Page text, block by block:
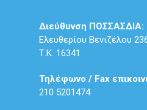
Διεύθυνση ΠΟΣΣΑΣΔΙΑ:
Ελευθερίου Βενιζέλου
Τ.Κ. 16341
Τηλέφωνο / Fax
210 5201474